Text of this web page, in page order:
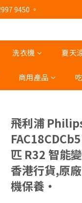
期日及公眾假期 13:00 -
期日及公眾假期 13:00 -
洗衣機 夏天
商用產品
飛利浦
匹 R32 智能
香港行貨,原
機保養‧